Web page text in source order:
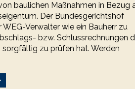
baulichen Maßnahmen in Bezug
Der Bundesgerichtshof
Verwalter wie ein Bauherr zu
bzw. Schlussrechnungen
zu prüfen hat. Werden